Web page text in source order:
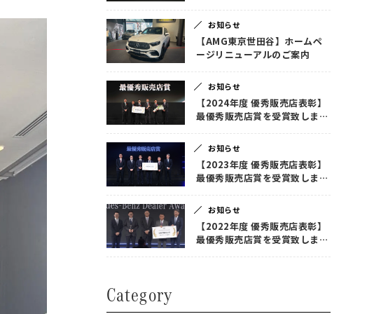
お知らせ
【AMG東京世田谷】ホームペ
ージリニューアルのご案内
お知らせ
【2024年度 優秀販売店表彰】
最優秀販売店賞を受賞致しまし
お知らせ
【2023年度 優秀販売店表彰】
最優秀販売店賞を受賞致しまし
お知らせ
【2022年度 優秀販売店表彰】
最優秀販売店賞を受賞致しまし
Category